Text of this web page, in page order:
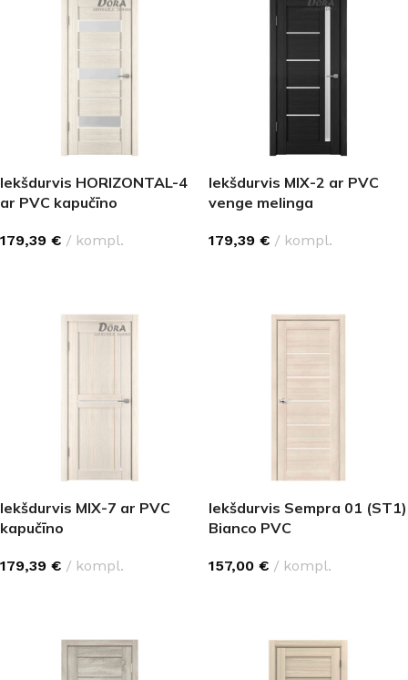
Iekšdurvis HORIZONTAL-4
ar PVC kapučīno
179,39 € kompl.
Iekšdurvis MIX-2 ar PVC
venge melinga
179,39 € kompl.
Iekšdurvis MIX-7 ar PVC
kapučīno
179,39 € kompl.
Iekšdurvis Sempra 01 (ST1)
Bianco PVC
157,00 € kompl.